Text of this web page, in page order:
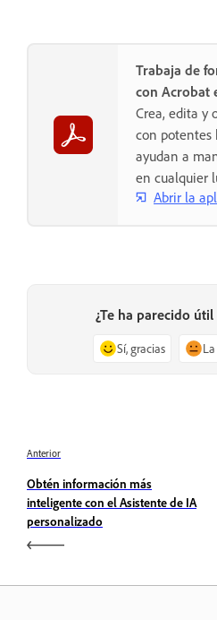
Trabaja de
con Acrobat
Crea, edita y
con potentes
ayudan a
en cualquier
Abrir la
¿Te ha parecido útil
Sí, gracias
Anterior
Obtén información más
inteligente con el Asistente de IA
personalizado